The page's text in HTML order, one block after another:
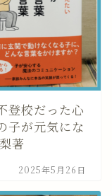
登校だった心
子が元気にな
著
2025年5月26日